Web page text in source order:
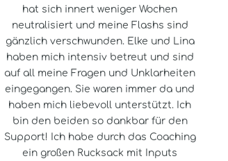
hat sich innert weniger Wochen
neutralisiert und meine Flashs sind
gänzlich verschwunden. Elke und Lina
haben mich intensiv betreut und sind
auf all meine Fragen und Unklarheiten
eingegangen. Sie waren immer da und
haben mich liebevoll unterstützt. Ich
bin den beiden so dankbar für den
Support! Ich habe durch das Coaching
ein großen Rucksack mit Inputs